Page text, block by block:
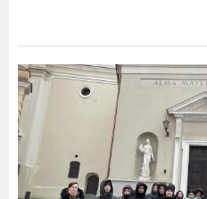
Edukacinė
išvyka-
ekskursija
į
Vilnių